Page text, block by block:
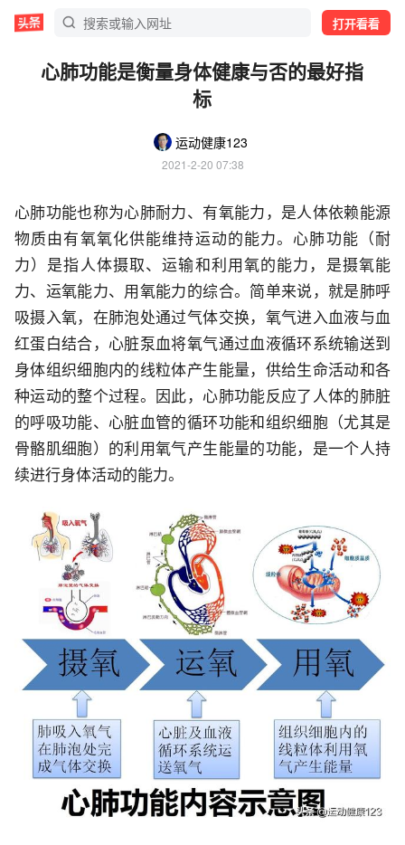
打开看看
心肺功能是衡量身体健康与否的最好指
标
运动健康123
2021-2-20 07:38
心肺功能也称为心肺耐力、有氧能力，是人体依赖能源
物质由有氧氧化供能维持运动的能力。心肺功能（耐
力）是指人体摄取、运输和利用氧的能力，是摄氧能
力、运氧能力、用氧能力的综合。简单来说，就是肺呼
吸摄入氧，在肺泡处通过气体交换，氧气进入血液与血
红蛋白结合，心脏泵血将氧气通过血液循环系统输送到
身体组织细胞内的线粒体产生能量，供给生命活动和各
种运动的整个过程。因此，心肺功能反应了人体的肺脏
的呼吸功能、心脏血管的循环功能和组织细胞（尤其是
骨骼肌细胞）的利用氧气产生能量的功能，是一个人持
续进行身体活动的能力。